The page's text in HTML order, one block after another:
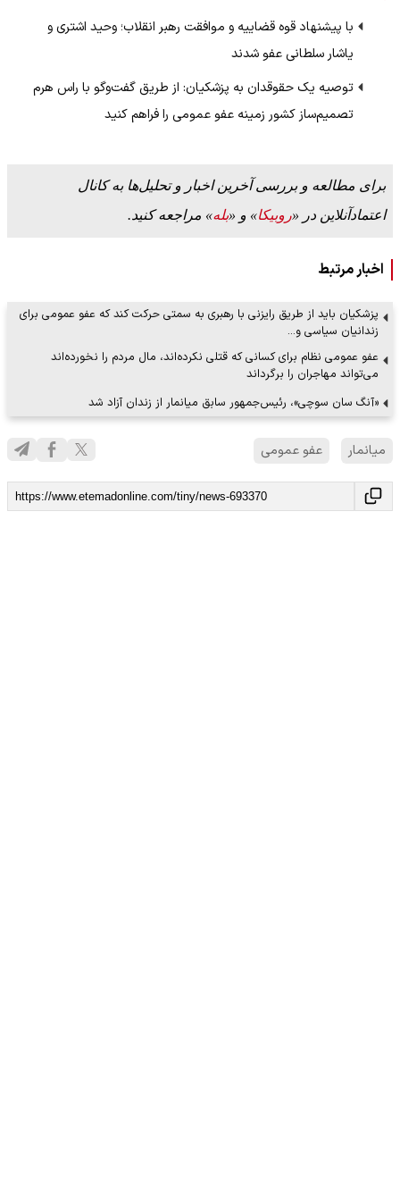
با پیشنهاد قوه قضاییه و موافقت رهبر انقلاب؛ وحید اشتری و
یاشار سلطانی عفو شدند
توصیه یک حقوقدان به پزشکیان: از طریق گفت‌وگو با راس هرم
تصمیم‌ساز کشور زمینه عفو عمومی را فراهم کنید
برای مطالعه و بررسی آخرین اخبار و تحلیل‌ها به کانال
اعتمادآنلاین در «روبیکا» و «بله» مراجعه کنید.
اخبار مرتبط
پزشکیان باید از طریق رایزنی با رهبری به سمتی حرکت کند که عفو عمومی برای
زندانیان سیاسی و…
عفو عمومی نظام برای کسانی که قتلی نکرده‌اند، مال مردم را نخورده‌اند
می‌تواند مهاجران را برگرداند
«آنگ سان سوچی»، رئیس‌جمهور سابق میانمار از زندان آزاد شد
میانمار عفو عمومی